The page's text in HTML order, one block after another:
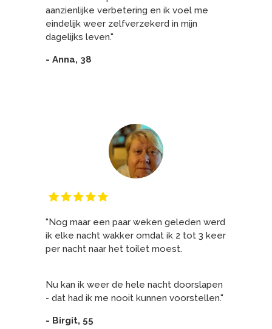
aanzienlijke verbetering en ik voel me
eindelijk weer zelfverzekerd in mijn
dagelijks leven."
- Anna, 38
"Nog maar een paar weken geleden werd
ik elke nacht wakker omdat ik 2 tot 3 keer
per nacht naar het toilet moest.
Nu kan ik weer de hele nacht doorslapen
- dat had ik me nooit kunnen voorstellen."
- Birgit, 55